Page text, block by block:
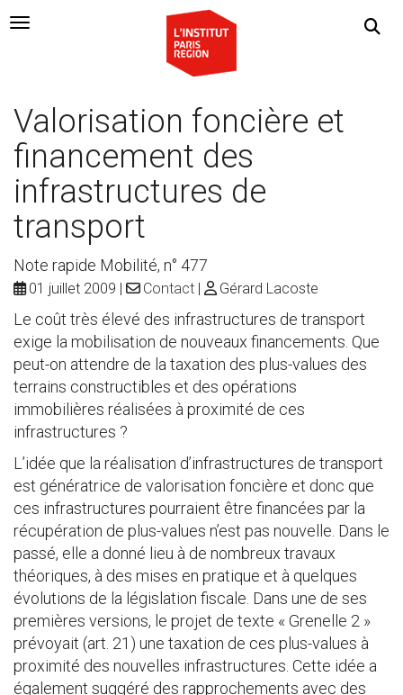
Navigation Toggle
Valorisation foncière et
financement des
infrastructures de
transport
Note rapide Mobilité, n° 477
01 juillet 2009 Contact Gérard Lacoste
Le coût très élevé des infrastructures de transport
exige la mobilisation de nouveaux financements. Que
peut-on attendre de la taxation des plus-values des
terrains constructibles et des opérations
immobilières réalisées à proximité de ces
infrastructures ?
L’idée que la réalisation d’infrastructures de transport
est génératrice de valorisation foncière et donc que
ces infrastructures pourraient être financées par la
récupération de plus-values n’est pas nouvelle. Dans le
passé, elle a donné lieu à de nombreux travaux
théoriques, à des mises en pratique et à quelques
évolutions de la législation fiscale. Dans une de ses
premières versions, le projet de texte « Grenelle 2 »
prévoyait (art. 21) une taxation de ces plus-values à
proximité des nouvelles infrastructures. Cette idée a
également suggéré des rapprochements avec des